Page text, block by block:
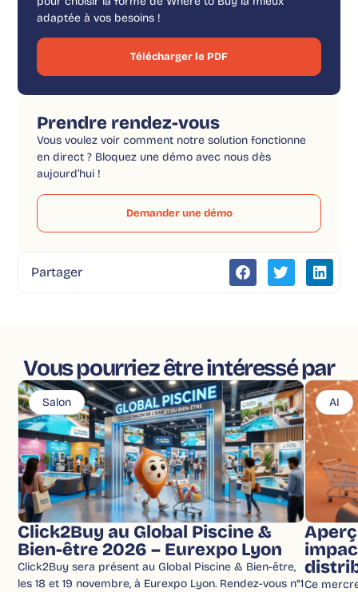
adaptée à vos besoins !
Télécharger le PDF
Prendre rendez-vous
Vous voulez voir comment notre solution fonctionne
en direct ? Bloquez une démo avec nous dès
aujourd’hui !
Demander une démo
Partager
Vous pourriez être intéressé par
Salon
Click2Buy au Global Piscine &
Bien-être 2026 – Eurexpo Lyon
Click2Buy sera présent au Global Piscine & Bien-être,
les 18 et 19 novembre, à Eurexpo Lyon. Rendez-vous n°1
AI
Ce